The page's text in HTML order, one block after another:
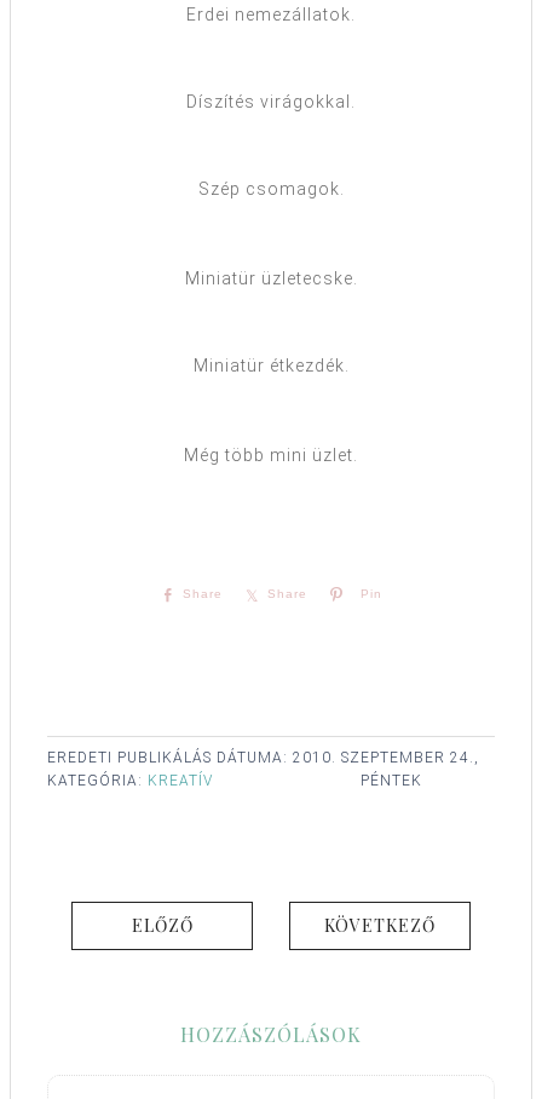
Erdei nemezállatok.
Díszítés virágokkal.
Szép csomagok.
Miniatür üzletecske.
Miniatür étkezdék.
Még több mini üzlet.
Share Share Pin
EREDETI PUBLIKÁLÁS DÁTUMA: 2010. SZEPTEMBER 24.,
PÉNTEK
KATEGÓRIA: KREATÍV
ELŐZŐ KÖVETKEZŐ
HOZZÁSZÓLÁSOK